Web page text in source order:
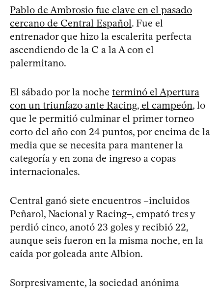
Pablo de Ambrosio fue clave en el pasado
cercano de Central Español. Fue el
entrenador que hizo la escalerita perfecta
ascendiendo de la C a la A con el
palermitano.
El sábado por la noche terminó el Apertura
con un triunfazo ante Racing, el campeón, lo
que le permitió culminar el primer torneo
corto del año con 24 puntos, por encima de la
media que se necesita para mantener la
categoría y en zona de ingreso a copas
internacionales.
Central ganó siete encuentros –incluidos
Peñarol, Nacional y Racing–, empató tres y
perdió cinco, anotó 23 goles y recibió 22,
aunque seis fueron en la misma noche, en la
caída por goleada ante Albion.
Sorpresivamente, la sociedad anónima